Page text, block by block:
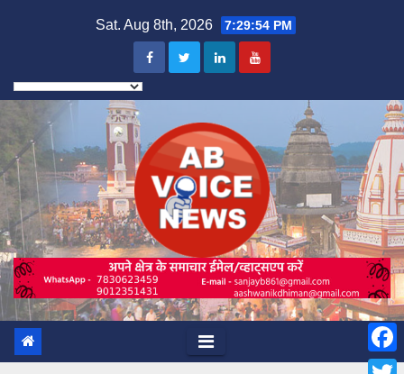
Sat. Aug 8th, 2026 7:29:56 PM
F